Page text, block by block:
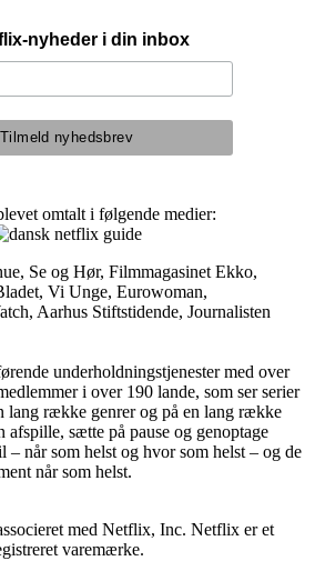
nyheder i din inbox
omtalt i følgende medier:
Se og Hør, Filmmagasinet Ekko,
Vi Unge, Eurowoman,
Aarhus Stiftstidende, Journalisten
underholdningstjenester med over
i over 190 lande, som ser serier
lang række genrer og på en lang række
afspille, sætte på pause og genoptage
– når som helst og hvor som helst – og de
når som helst.
med Netflix, Inc. Netflix er et
varemærke.